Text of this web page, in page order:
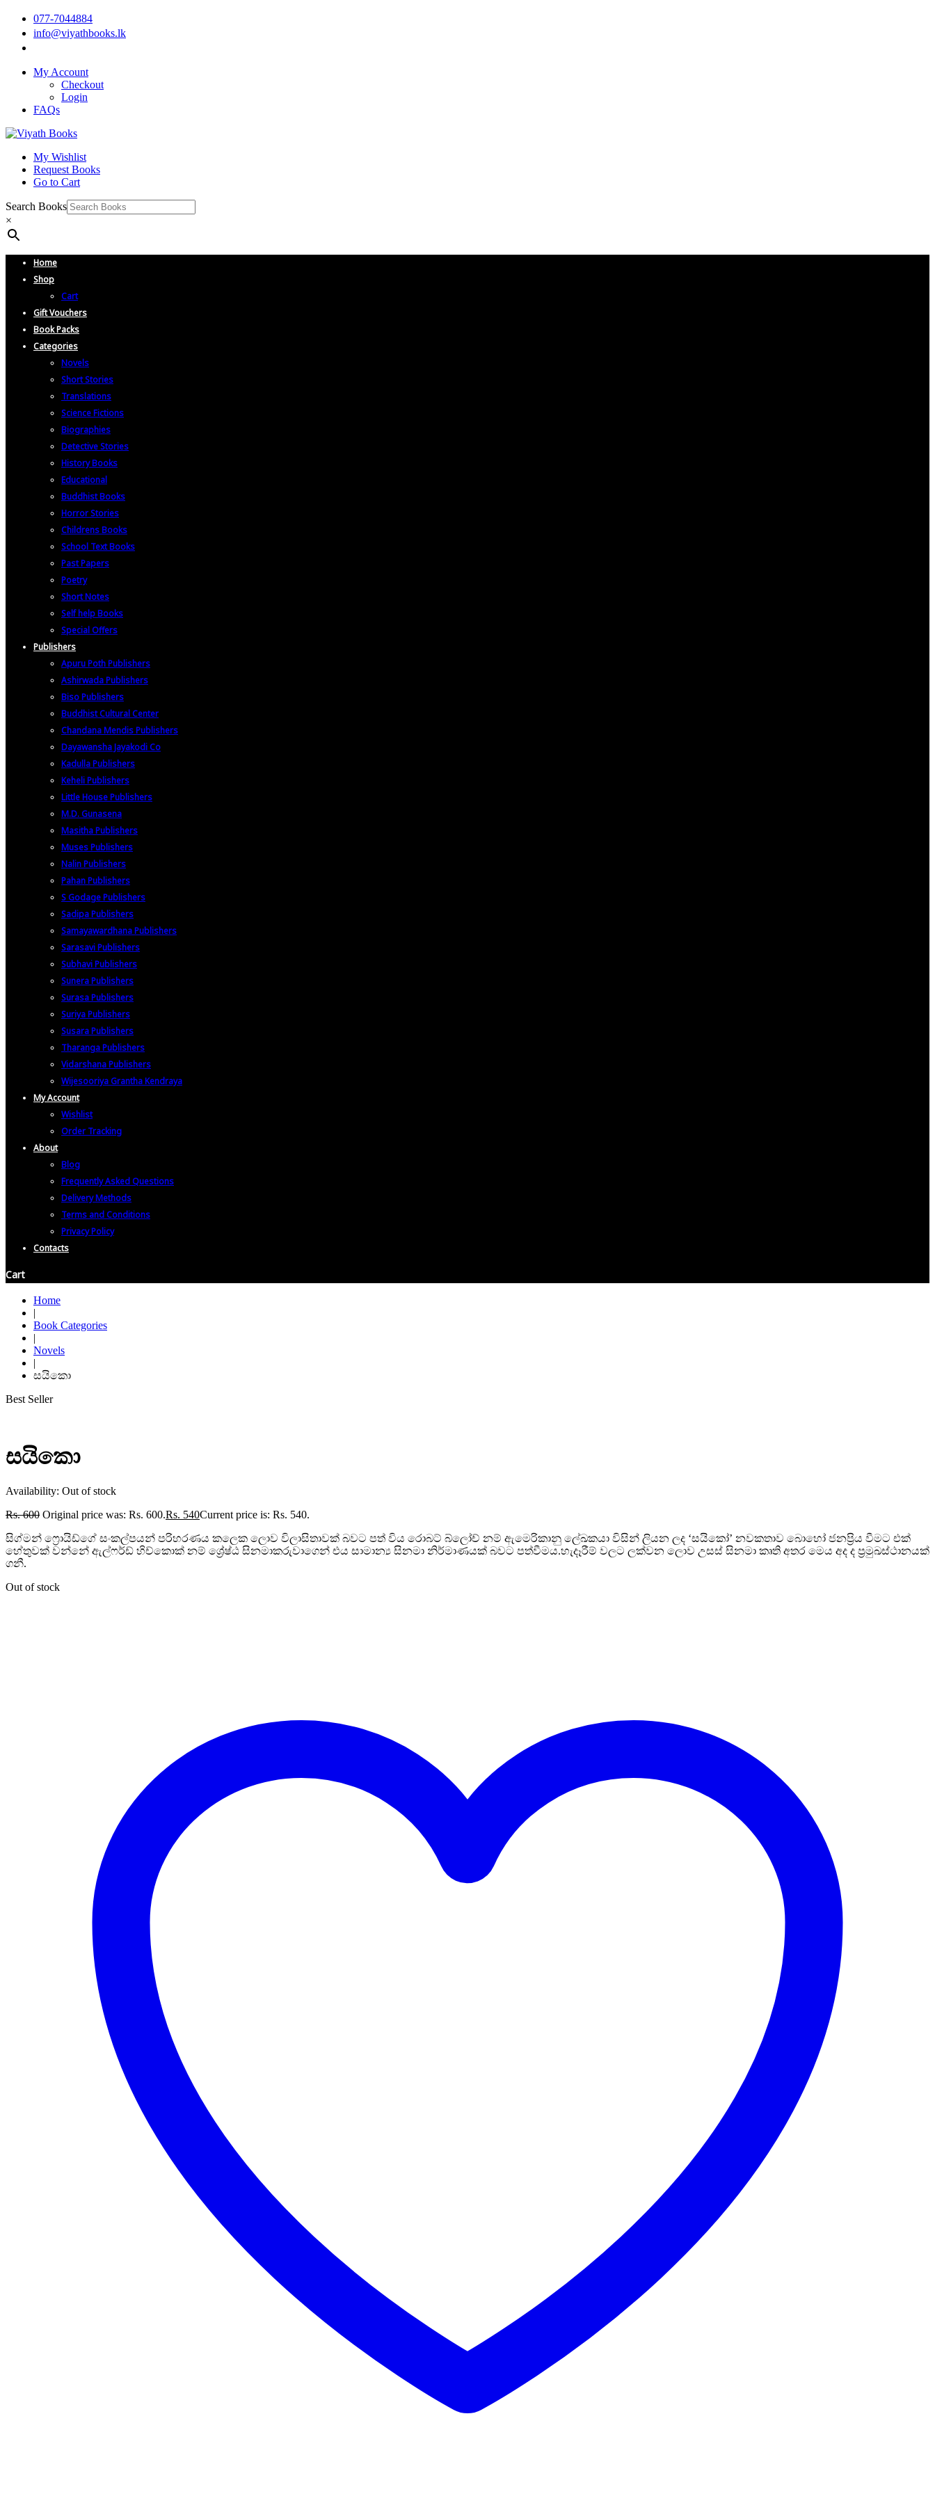
077-7044884
info@viyathbooks.lk
My Account
Checkout
Login
FAQs
My Wishlist
Request Books
Go to Cart
Search Books
×
Home
Shop
Cart
Gift Vouchers
Book Packs
Categories
Novels
Short Stories
Translations
Science Fictions
Biographies
Detective Stories
History Books
Educational
Buddhist Books
Horror Stories
Childrens Books
School Text Books
Past Papers
Poetry
Short Notes
Self help Books
Special Offers
Publishers
Apuru Poth Publishers
Ashirwada Publishers
Biso Publishers
Buddhist Cultural Center
Chandana Mendis Publishers
Dayawansha Jayakodi Co
Kadulla Publishers
Keheli Publishers
Little House Publishers
M.D. Gunasena
Masitha Publishers
Muses Publishers
Nalin Publishers
Pahan Publishers
S Godage Publishers
Sadipa Publishers
Samayawardhana Publishers
Sarasavi Publishers
Subhavi Publishers
Sunera Publishers
Surasa Publishers
Suriya Publishers
Susara Publishers
Tharanga Publishers
Vidarshana Publishers
Wijesooriya Grantha Kendraya
My Account
Wishlist
Order Tracking
About
Blog
Frequently Asked Questions
Delivery Methods
Terms and Conditions
Privacy Policy
Contacts
Cart
Home
|
Book Categories
|
Novels
|
සයිකො
Best Seller
සයිකො
Availability: Out of stock
Rs.600 Original price was: Rs. 600.Rs. 540Current price is: Rs. 540.
සිග්මන් ෆ්‍රොයිඩ්ගේ සංකල්පයන් පරිහරණය කලෙක ලොව විලාසිතාවක් බවට පත් විය රොබට් බ්ලෝච් නම් ඇමෙරිකානු ලේඛකයා විසින් ලියන ලද ‘සයිකෝ’ නවකතාව බොහෝ ජනප්‍රිය වීමට එක්
හේතුවක් වන්නේ ඇල්ෆර්ඩ් හිච්කොක් නම් ශ්‍රේෂ්ඨ සිනමාකරුවාගෙන් එය සාමාන්‍ය සිනමා නිර්මාණයක් බවට පත්වීමය.හැදෑරීම් වලට ලක්වන ලොව උසස් සිනමා කෘති අතර මෙය අද ද ප්‍රමුඛස්ථානයක්
ගනී.
Out of stock